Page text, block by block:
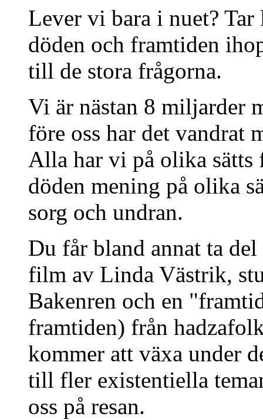
Lever vi bara i nuet?
döden och framtiden
till de stora frågorna.
Vi är nästan 8 miljarder
före oss har det vandrat
Alla har vi på olika sätts
döden mening på olika
sorg och undran.
Du får bland annat ta
film av Linda Västrik,
Bakenren och en
framtiden) från
kommer att växa under
till fler existentiella
oss på resan.